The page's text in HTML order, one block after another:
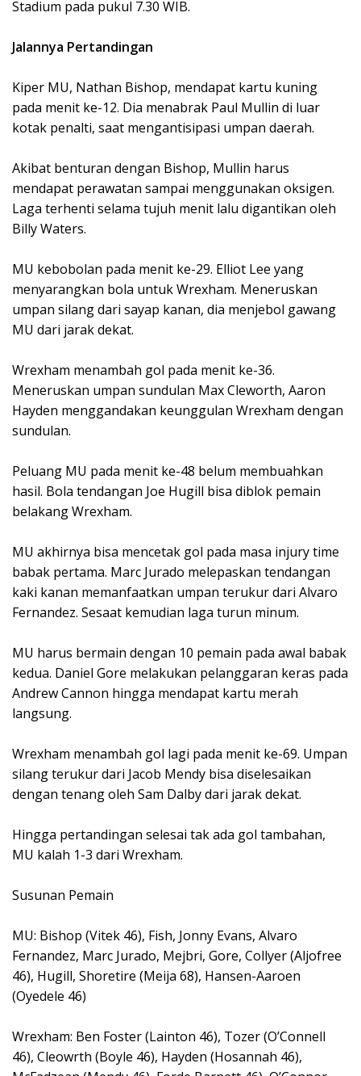
Stadium pada pukul 7.30 WIB.
Jalannya Pertandingan
Kiper MU, Nathan Bishop, mendapat kartu kuning
pada menit ke-12. Dia menabrak Paul Mullin di luar
kotak penalti, saat mengantisipasi umpan daerah.
Akibat benturan dengan Bishop, Mullin harus
mendapat perawatan sampai menggunakan oksigen.
Laga terhenti selama tujuh menit lalu digantikan oleh
Billy Waters.
MU kebobolan pada menit ke-29. Elliot Lee yang
menyarangkan bola untuk Wrexham. Meneruskan
umpan silang dari sayap kanan, dia menjebol gawang
MU dari jarak dekat.
Wrexham menambah gol pada menit ke-36.
Meneruskan umpan sundulan Max Cleworth, Aaron
Hayden menggandakan keunggulan Wrexham dengan
sundulan.
Peluang MU pada menit ke-48 belum membuahkan
hasil. Bola tendangan Joe Hugill bisa diblok pemain
belakang Wrexham.
MU akhirnya bisa mencetak gol pada masa injury time
babak pertama. Marc Jurado melepaskan tendangan
kaki kanan memanfaatkan umpan terukur dari Alvaro
Fernandez. Sesaat kemudian laga turun minum.
MU harus bermain dengan 10 pemain pada awal babak
kedua. Daniel Gore melakukan pelanggaran keras pada
Andrew Cannon hingga mendapat kartu merah
langsung.
Wrexham menambah gol lagi pada menit ke-69. Umpan
silang terukur dari Jacob Mendy bisa diselesaikan
dengan tenang oleh Sam Dalby dari jarak dekat.
Hingga pertandingan selesai tak ada gol tambahan,
MU kalah 1-3 dari Wrexham.
Susunan Pemain
MU: Bishop (Vitek 46), Fish, Jonny Evans, Alvaro
Fernandez, Marc Jurado, Mejbri, Gore, Collyer (Aljofree
46), Hugill, Shoretire (Meija 68), Hansen-Aaroen
(Oyedele 46)
Wrexham: Ben Foster (Lainton 46), Tozer (O’Connell
46), Cleowrth (Boyle 46), Hayden (Hosannah 46),